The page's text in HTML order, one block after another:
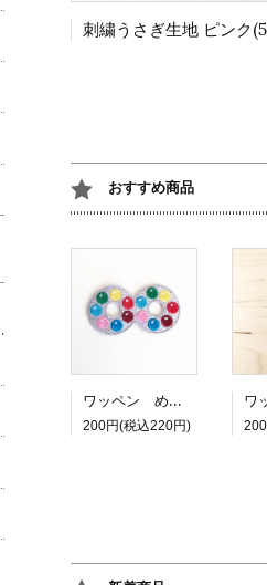
おすすめ商品
ワッペン めがねチョコ
200円(税込220円)